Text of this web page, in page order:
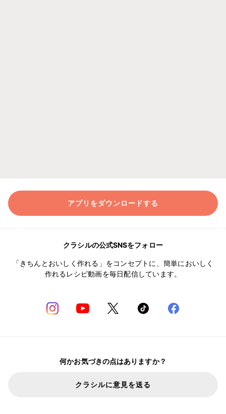
アプリをダウンロードする
クラシルの公式SNSをフォロー
「きちんとおいしく作れる」をコンセプトに、簡単においしく
作れるレシピ動画を毎日配信しています。
何かお気づきの点はありますか？
クラシルに意見を送る